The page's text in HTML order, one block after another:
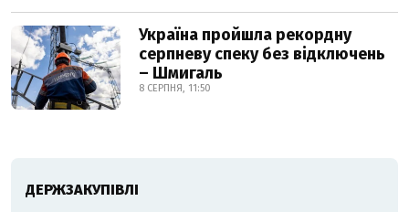
Україна пройшла рекордну
серпневу спеку без відключень
– Шмигаль
8 СЕРПНЯ, 11:50
ДЕРЖЗАКУПІВЛІ